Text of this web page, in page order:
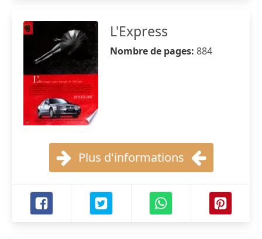
L'Express
Nombre de pages: 884
Plus d'informations